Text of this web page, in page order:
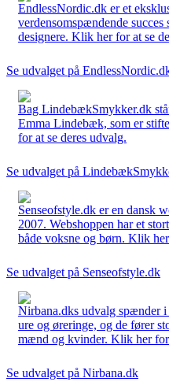
EndlessNordic.dk er et
verdensomspændende succes
designere. Klik her for at se
Se udvalget på
Bag LindebækSmykker.dk
Emma Lindebæk, som er
for at se deres udvalg.
Se udvalget på
Senseofstyle.dk er en dansk
2007. Webshoppen har et
både voksne og børn. Klik
Se udvalget på Senseofstyle.dk
Nirbana.dks udvalg spænder
ure og øreringe, og de fører
mænd og kvinder. Klik her for
Se udvalget på Nirbana.dk